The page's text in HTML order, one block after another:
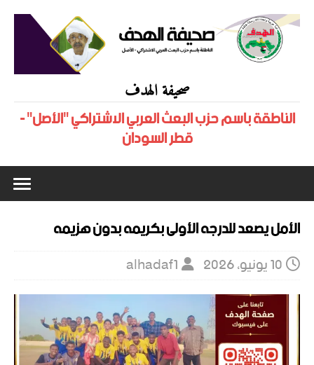
صحيفة الهدف
الناطقة باسم حزب البعث العربي الاشتراكي "الأصل" -
قطر السودان
الأمل يصعد للدرجه الأولى بكريمه بدون هزيمه
10 يونيو، 2026 alhadaf1